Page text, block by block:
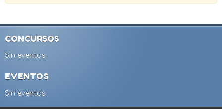
CONCURSOS
Sin eventos
EVENTOS
Sin eventos